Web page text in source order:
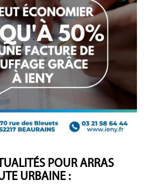
POUR ARRAS
URBAINE :